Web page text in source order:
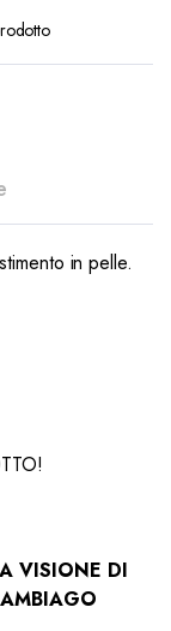
in pelle.
VISIONE DI